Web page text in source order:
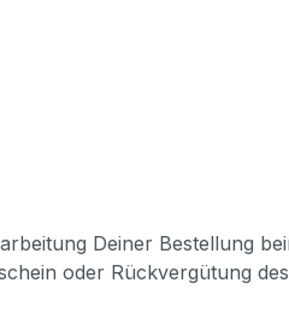
Deiner Bestellung
oder Rückvergütung